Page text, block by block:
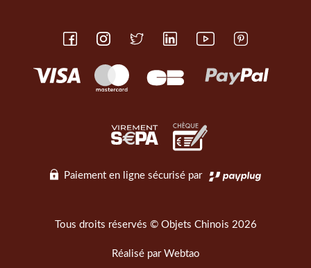
Paiement en ligne sécurisé par
Tous droits réservés © Objets Chinois 2026
Réalisé par Webtao